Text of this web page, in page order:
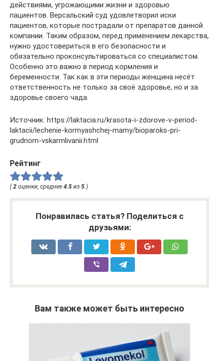
действиями, угрожающими жизни и здоровью
пациентов. Версальский суд удовлетворил иски
пациентов, которые пострадали от препаратов данной
компании. Таким образом, перед применением лекарства,
нужно удостовериться в его безопасности и
обязательно проконсультироваться со специалистом.
Особенно это важно в период кормления и
беременности. Так как в эти периоды женщина несёт
ответственность не только за своё здоровье, но и за
здоровье своего чада.
Источник: https://laktacia.ru/krasota-i-zdorove-v-period-
laktacii/lechenie-kormyashchej-mamy/bioparoks-pri-
grudnom-vskarmlivanii.html
Рейтинг
(2 оценки, среднее 4.5 из 5 )
Понравилась статья? Поделиться с
друзьями:
Вам также может быть интересно